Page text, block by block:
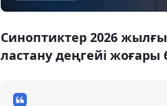
Синоптиктер 2026
ластану деңгейі